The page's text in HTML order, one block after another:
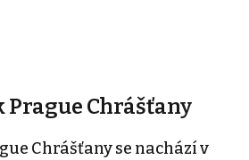
Prague Chrášťany
Chrášťany se nachází v